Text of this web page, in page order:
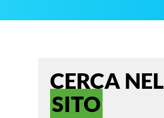
CERCA NEL
SITO